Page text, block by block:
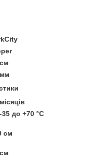
35 до +70 °С
см